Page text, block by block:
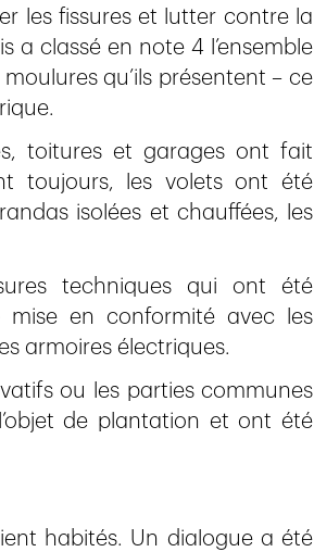
les fissures et lutter contre la
classé en note 4 l’ensemble
qu’ils présentent – ce
toitures et garages ont fait
toujours, les volets ont été
isolées et chauffées, les
techniques qui ont été
mise en conformité avec les
armoires électriques.
ou les parties communes
de plantation et ont été
habités. Un dialogue a été